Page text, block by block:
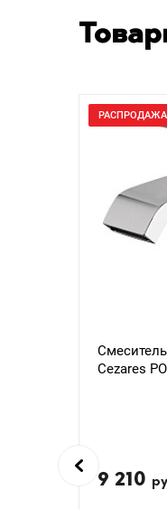
РАСПРОДАЖА
Cezares
9 210